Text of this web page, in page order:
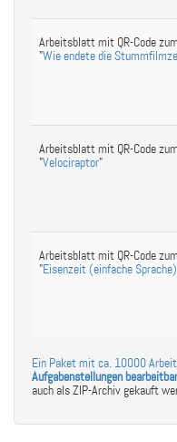
Arbeitsblatt mit QR-Code
"Wie endete die
Arbeitsblatt mit QR-Code
"Velociraptor"
Arbeitsblatt mit QR-Code
"Eisenzeit (einfache Sprache)
Ein Paket mit ca. 10000
Aufgabenstellungen
auch als ZIP-Archiv gekauft